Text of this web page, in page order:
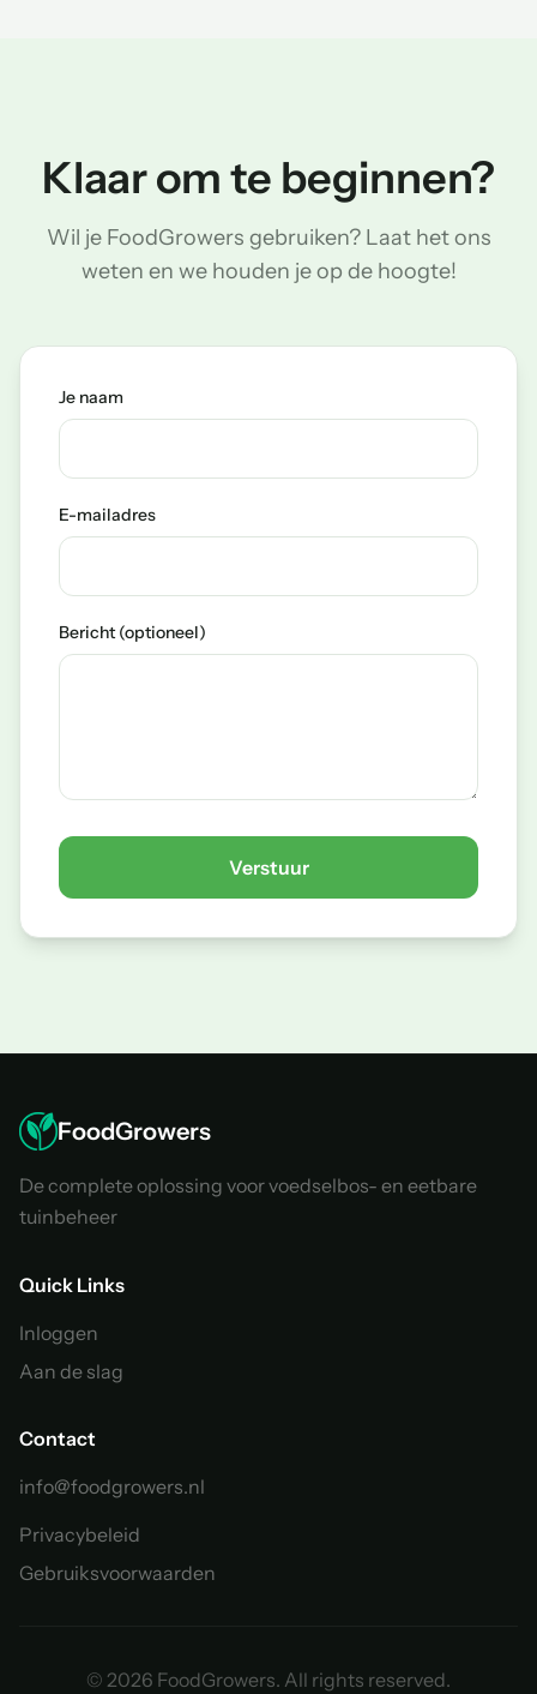
Klaar om te beginnen?
Wil je FoodGrowers gebruiken? Laat het ons
weten en we houden je op de hoogte!
Je naam
E-mailadres
Bericht (optioneel)
Verstuur
FoodGrowers
De complete oplossing voor voedselbos- en eetbare
tuinbeheer
Quick Links
Inloggen
Aan de slag
Contact
info@foodgrowers.nl
Privacybeleid
Gebruiksvoorwaarden
© 2026 FoodGrowers. All rights reserved.